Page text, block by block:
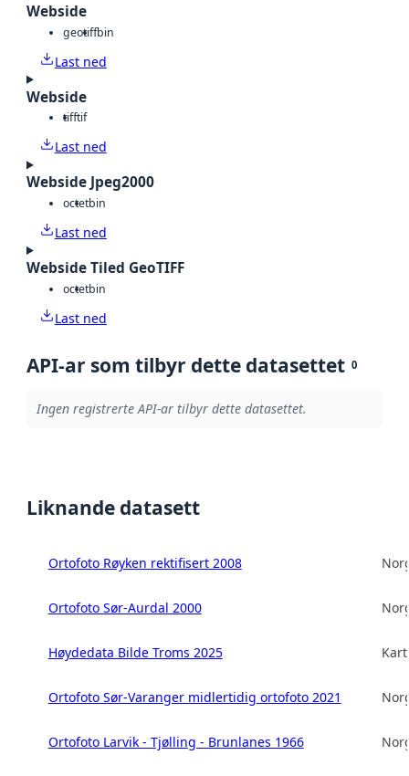
Webside
geotiffbin
Last ned
Webside
tifftif
Last ned
Webside Jpeg2000
octetbin
Last ned
Webside Tiled GeoTIFF
octetbin
Last ned
API-ar som tilbyr dette datasettet 0
Ingen registrerte API-ar tilbyr dette datasettet.
Liknande datasett
Ortofoto Røyken rektifisert 2008
Ortofoto Sør-Aurdal 2000
Høydedata Bilde Troms 2025
Ortofoto Sør-Varanger midlertidig ortofoto 2021
Ortofoto Larvik - Tjølling - Brunlanes 1966